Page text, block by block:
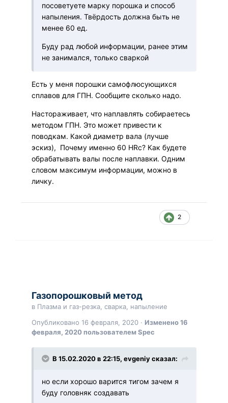
посоветуете марку порошка и способ
напыления. Твёрдость должна быть не
менее 60 ед.
Буду рад любой информации, ранее этим
не занимался, только сваркой
Есть у меня порошки самофлюсующихся
сплавов для ГПН. Сообщите сколько надо.
Настораживает, что наплавлять собираетесь
методом ГПН. Это может привести к
поводкам. Какой диаметр вала (лучше
эскиз), Почему именно 60 HRc? Как будете
обрабатывать валы после наплавки. Одним
словом максимум информации, можно в
личку.
2
Газопорошковый метод
в Плазма и газ-резка, сварка, напыление
Опубликовано 16 февраля, 2020 · Изменено16
февраля, 2020пользователем Spec
В 15.02.2020 в 22:15, evgeniy сказал:
но если хорошо варится тигом зачем я
буду головняк создавать